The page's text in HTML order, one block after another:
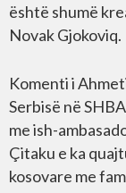
është shumë
Novak Gjokoviq.
Komenti i
Serbisë në
me ish-
Çitaku e ka
kosovare me